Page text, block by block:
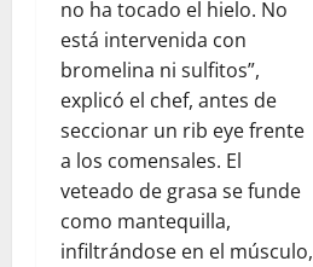
no ha tocado el hielo. No
está intervenida con
bromelina ni sulfitos”,
explicó el chef, antes de
seccionar un rib eye frente
a los comensales. El
veteado de grasa se funde
como mantequilla,
infiltrándose en el músculo,